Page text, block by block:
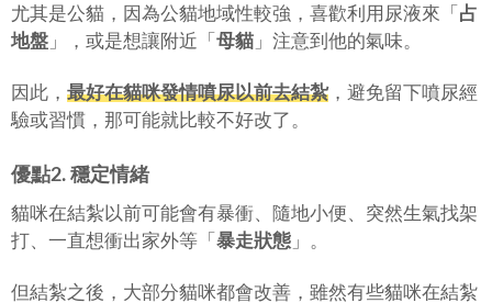
尤其是公貓，因為公貓地域性較強，喜歡利用尿液來「 占
地盤 」，或是想讓附近「 母貓 」注意到他的氣味。
因此， 最好在貓咪發情噴尿以前去結紮，避免留下噴尿經
驗或習慣，那可能就比較不好改了。
優點2. 穩定情緒
貓咪在結紮以前可能會有暴衝、隨地小便、突然生氣找架
打、一直想衝出家外等「 暴走狀態 」。
但結紮之後，大部分貓咪都會改善，雖然有些貓咪在結紮